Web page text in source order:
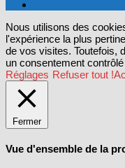
Nous utilisons des
l'expérience la plus
de vos visites. Toutefois,
un consentement
Réglages Refuser tout !
Fermer
Vue d'ensemble de la